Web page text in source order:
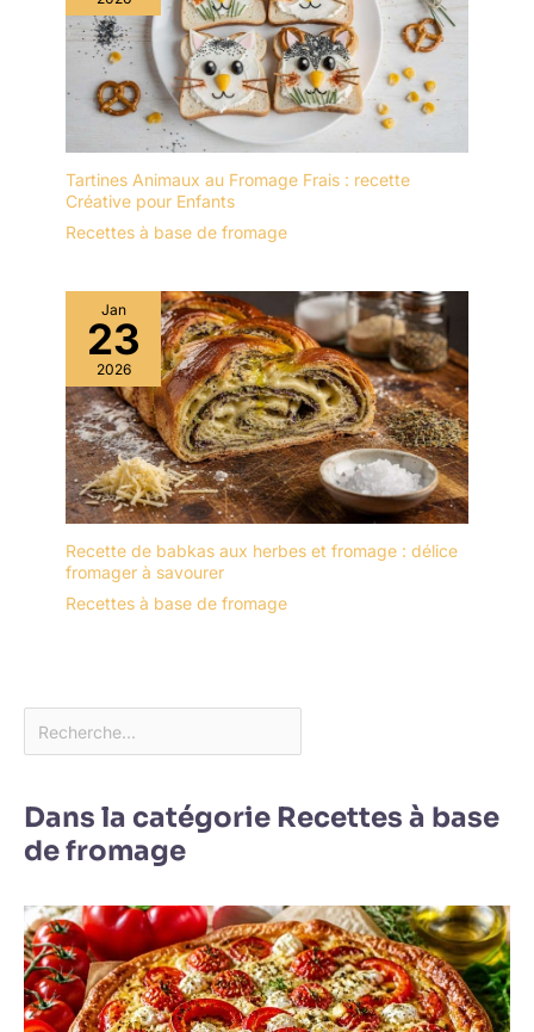
Tartines Animaux au Fromage Frais : recette
Créative pour Enfants
Recettes à base de fromage
Jan
23
2026
Recette de babkas aux herbes et fromage : délice
fromager à savourer
Recettes à base de fromage
Dans la catégorie Recettes à base
de fromage